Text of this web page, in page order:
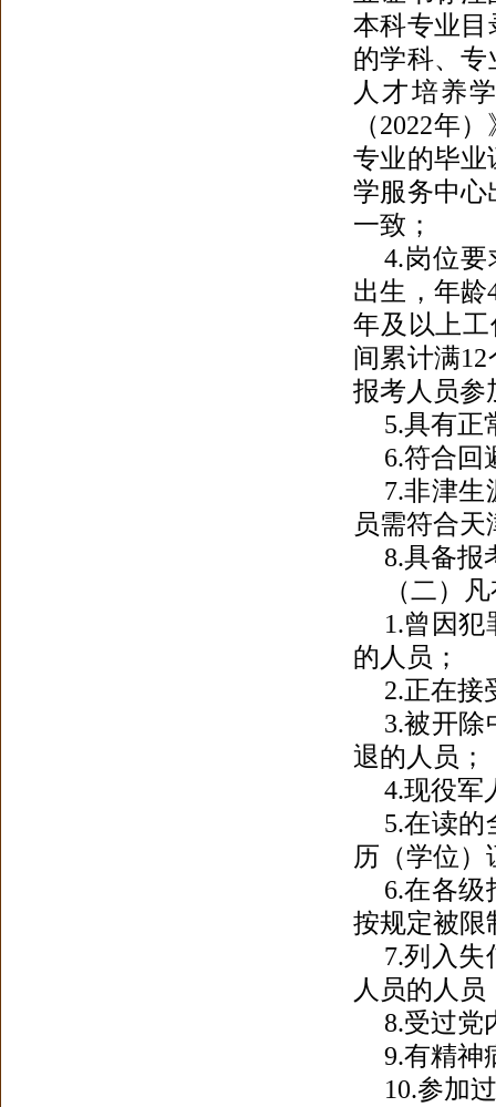
本科专业目
的学科、专
人才培养
（2022年
专业的毕业
学服务中心
一致；
4.岗位要
出生，年龄
年及以上
间累计满
报考人员参
5.具有正
6.符合回
7.非津生
员需符合
8.具备报
（二）
1.曾因
的人员 ；
2.正在接
3.被开除
退的人员 ；
4.现役军
5.在读的
历（学位）
6.在各级
按规定被限
7.列入失
人员的人员
8.受过党
9.有精神
10.参加